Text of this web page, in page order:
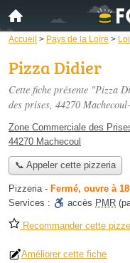
Accueil > Pays de la Loire >
Pizza Didier
Cette fiche présente "Pizza
des prises, 44270
Zone Commerciale des
44270 Machecoul
📞 Appeler cette pizzeria
Pizzeria- Fermé, ouvre à
Services :
accès PMR
Recommander cette
Améliorer cette fiche